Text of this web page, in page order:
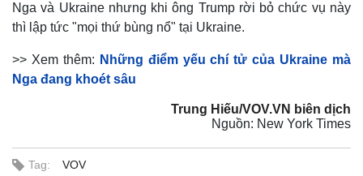
Tin nóng
Tư vấn luật
Quân sự - Quốc phòng
Vũ khí
Việt Nam
Nga và Ukraine nhưng khi ông Trump rời bỏ chức vụ này
thì lập tức "mọi thứ bùng nổ" tại Ukraine.
>> Xem thêm: Những điểm yếu chí tử của Ukraine mà
Nga đang khoét sâu
Trung Hiếu/VOV.VN biên dịch
Nguồn: New York Times
Tag: VOV